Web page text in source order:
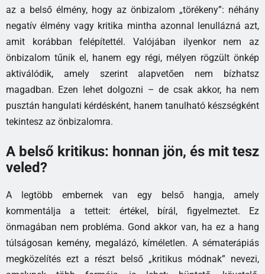
az a belső élmény, hogy az önbizalom „törékeny”: néhány
negatív élmény vagy kritika mintha azonnal lenullázná azt,
amit korábban felépítettél. Valójában ilyenkor nem az
önbizalom tűnik el, hanem egy régi, mélyen rögzült önkép
aktiválódik, amely szerint alapvetően nem bízhatsz
magadban. Ezen lehet dolgozni – de csak akkor, ha nem
pusztán hangulati kérdésként, hanem tanulható készségként
tekintesz az önbizalomra.
A belső kritikus: honnan jön, és mit tesz
veled?
A legtöbb embernek van egy belső hangja, amely
kommentálja a tetteit: értékel, bírál, figyelmeztet. Ez
önmagában nem probléma. Gond akkor van, ha ez a hang
túlságosan kemény, megalázó, kíméletlen. A sématerápiás
megközelítés ezt a részt belső „kritikus módnak” nevezi,